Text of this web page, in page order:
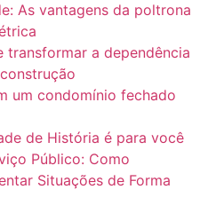
As vantagens da poltrona
a dependência
um condomínio fechado
de História é para você
Público: Como
Situações de Forma